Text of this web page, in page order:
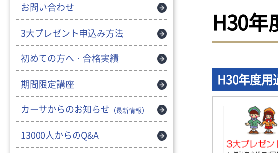
H30年
H30年度用
お問い合わせ
3大プレゼント申込み方法
初めての方へ・合格実績
期間限定講座
カーサからのお知らせ （最新情報）
13000人からのQ&A